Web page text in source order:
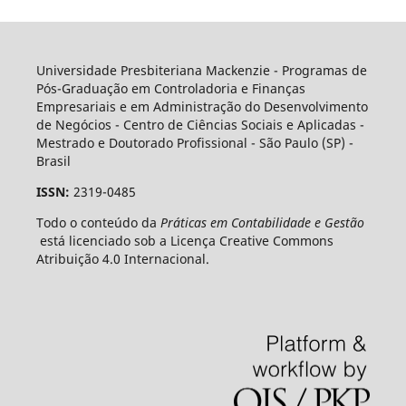
Universidade Presbiteriana Mackenzie - Programas de
Pós-Graduação em Controladoria e Finanças
Empresariais e em Administração do Desenvolvimento
de Negócios - Centro de Ciências Sociais e Aplicadas -
Mestrado e Doutorado Profissional - São Paulo (SP) -
Brasil
ISSN: 2319-0485
Todo o conteúdo da Práticas em Contabilidade e Gestão
está licenciado sob a Licença Creative Commons
Atribuição 4.0 Internacional.